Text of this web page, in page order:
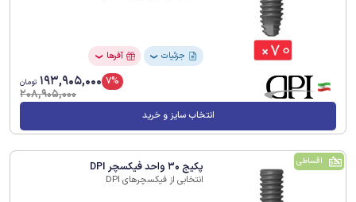
جزئیات ❯ آفرها ❯
7%
193,905,000 تومان
208,905,000
انتخاب سایز و خرید
اقساطی پکیج 30 واحد فیکسچر DPI
انتخابی از فیکسچرهای DPI